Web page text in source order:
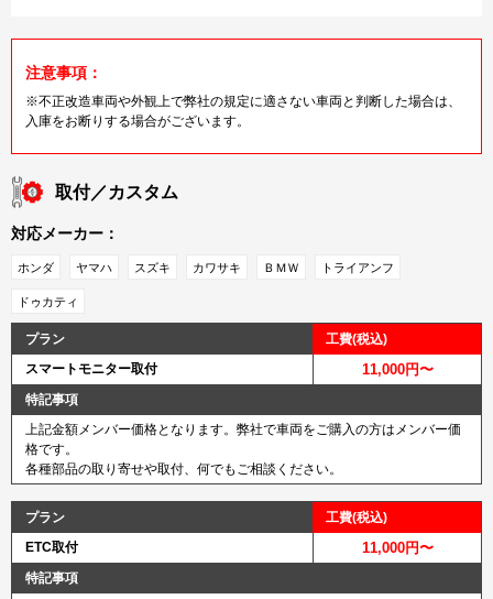
注意事項：
※不正改造車両や外観上で弊社の規定に適さない車両と判断した場合は、
入庫をお断りする場合がございます。
取付／カスタム
対応メーカー：
ホンダ ヤマハ スズキ カワサキ ＢＭＷ トライアンフ
ドゥカティ
プラン
工費(税込)
スマートモニター取付
11,000円〜
特記事項
上記金額メンバー価格となります。弊社で車両をご購入の方はメンバー価
格です。
各種部品の取り寄せや取付、何でもご相談ください。
プラン
工費(税込)
ETC取付
11,000円〜
特記事項